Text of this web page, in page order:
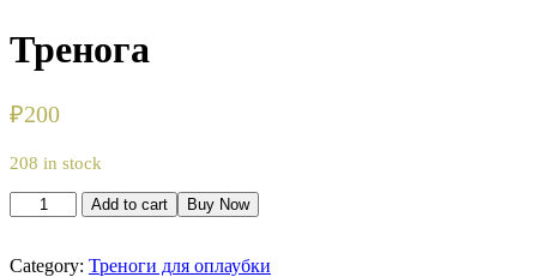
Тренога
₽200
208 in stock
Тренога
quantity
Add to cart Buy Now
Category: Треноги для оплаубки